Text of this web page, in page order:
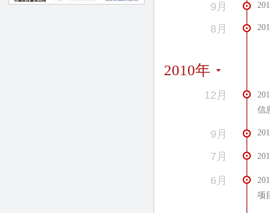
9月
8月
2010年
12月
信
9月
7月
6月
项